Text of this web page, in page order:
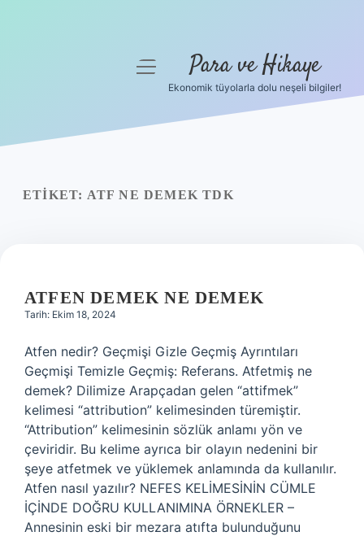
Yasal Uyarı
menüyü
Para ve Hikaye
Ekonomik tüyolarla dolu neşeli bilgiler!
ETIKET: ATF NE DEMEK TDK
ATFEN DEMEK NE DEMEK
Tarih: Ekim 18, 2024
Atfen nedir? Geçmişi Gizle Geçmiş Ayrıntıları
Geçmişi Temizle Geçmiş: Referans. Atfetmiş ne
demek? Dilimize Arapçadan gelen “attifmek”
kelimesi “attribution” kelimesinden türemiştir.
“Attribution” kelimesinin sözlük anlamı yön ve
çeviridir. Bu kelime ayrıca bir olayın nedenini bir
şeye atfetmek ve yüklemek anlamında da kullanılır.
Atfen nasıl yazılır? NEFES KELİMESİNİN CÜMLE
İÇİNDE DOĞRU KULLANIMINA ÖRNEKLER –
Annesinin eski bir mezara atıfta bulunduğunu